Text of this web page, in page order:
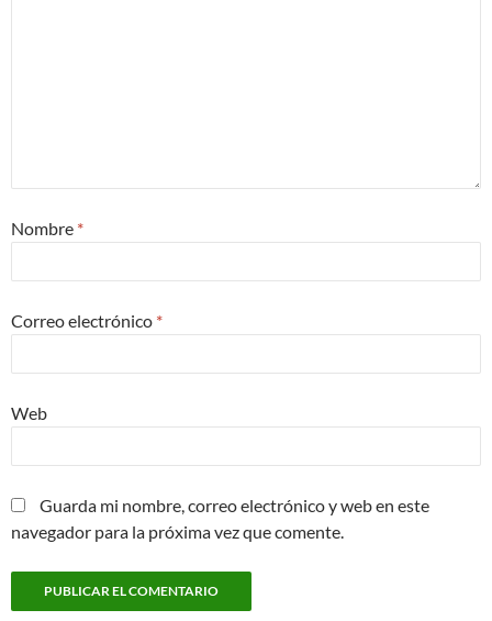
Nombre *
Correo electrónico *
Web
Guarda mi nombre, correo electrónico y web en este
navegador para la próxima vez que comente.